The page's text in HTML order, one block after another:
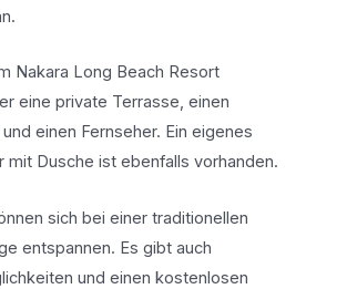
Nakara Long Beach Resort
eine private Terrasse, einen
und einen Fernseher. Ein eigenes
mit Dusche ist ebenfalls vorhanden.
sich bei einer traditionellen
entspannen. Es gibt auch
und einen kostenlosen